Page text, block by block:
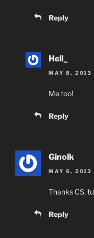
Reply
Hell_
MAY 8, 2013
Me too!
Reply
Ginolk
MAY 6, 2013
Thanks CS,
Reply